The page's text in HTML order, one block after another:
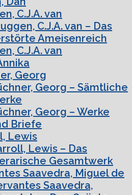
C.J.A. van
C.J.A. van – Das
Ameisenreich
C.J.A. van
Georg
Georg – Sämtliche
Georg – Werke
Briefe
Lewis
Lewis – Das
Gesamtwerk
Saavedra, Miguel de
Saavedra,